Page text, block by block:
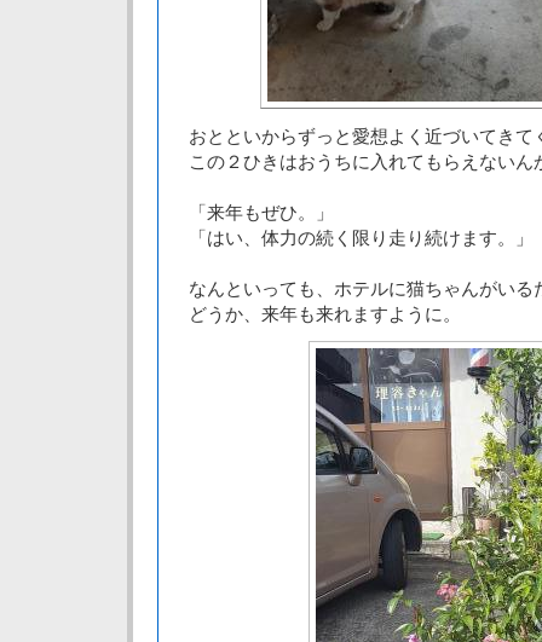
おとといからずっと愛想よく近づいてきて
この２ひきはおうちに入れてもらえないん
「来年もぜひ。」
「はい、体力の続く限り走り続けます。」
なんといっても、ホテルに猫ちゃんがいる
どうか、来年も来れますように。